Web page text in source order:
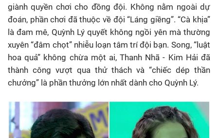
giành quyền chơi cho đồng đội. Không nằm ngoài dự
đoán, phần chơi đã thuộc về đội “Láng giềng”. “Cà khịa”
là đam mê, Quỳnh Lý quyết không ngồi yên mà thường
xuyên “đâm chọt” nhiễu loạn tâm trí đội bạn. Song, “luật
hoa quả” không chừa một ai, Thanh Nhã - Kim Hải đã
thành công vượt qua thử thách và “chiếc dép thần
chưởng” là phần thưởng lớn nhất dành cho Quỳnh Lý.